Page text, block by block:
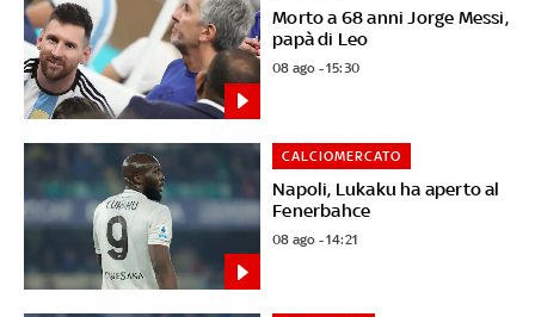
Morto a 68 anni Jorge Messi,
papà di Leo
08 ago - 15:30
Napoli, Lukaku ha aperto al
Fenerbahce
CALCIOMERCATO
08 ago - 14:21